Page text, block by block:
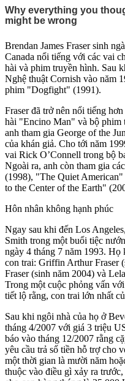
Brendan James Fraser sinh
Canada nổi tiếng với các vai
hài và phim truyền hình. Sau
Nghệ thuật Cornish vào năm
phim "Dogfight" (1991).
Fraser đã trở nên nổi tiếng
hài "Encino Man" và bộ phim
anh tham gia George of the
của khán giả. Cho tới năm
vai Rick O’Connell trong bộ
Ngoài ra, anh còn tham gia
(1998), "The Quiet
to the Center of the Earth"
Hôn nhân không hạnh phúc
Ngay sau khi đến Los
Smith trong một buổi tiệc
ngày 4 tháng 7 năm 1993. Họ
con trai: Griffin Arthur Fraser
Fraser (sinh năm 2004) và
Trong một cuộc phỏng vấn
tiết lộ rằng, con trai lớn nhất
Sau khi ngôi nhà của họ ở
tháng 4/2007 với giá 3 triệu
báo vào tháng 12/2007 rằng
yêu cầu trả số tiền hỗ trợ cho
một thời gian là mười năm
thuộc vào điều gì xảy ra